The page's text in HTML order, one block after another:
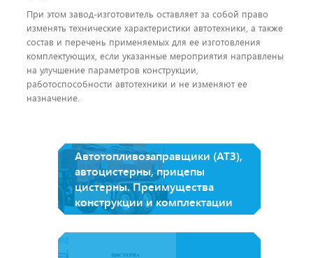
При этом завод-изготовитель оставляет за собой право
изменять технические характеристики автотехники, а также
состав и перечень применяемых для ее изготовления
комплектующих, если указанные мероприятия направлены
на улучшение параметров конструкции,
работоспособности автотехники и не изменяют ее
назначение.
Автотопливозаправщики (АТЗ),
автоцистерны, прицепы
цистерны. Преимущества
конструкции и комплектации